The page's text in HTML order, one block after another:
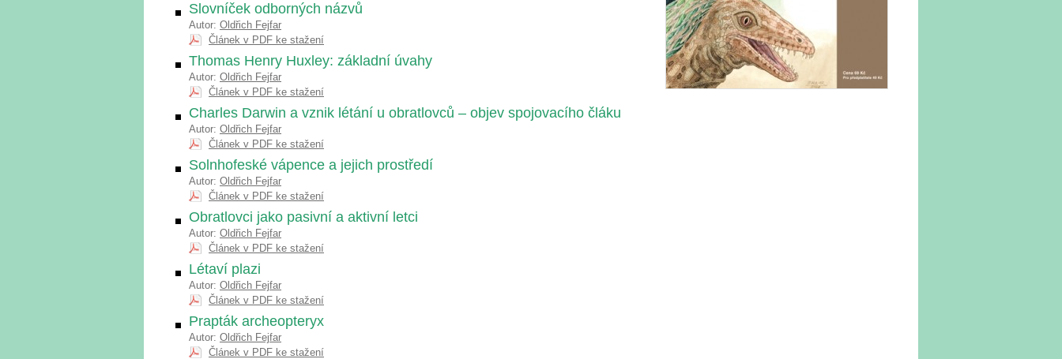
Slovníček odborných názvů
Autor: Oldřich Fejfar
Článek v PDF ke stažení
Thomas Henry Huxley: základní úvahy
Autor: Oldřich Fejfar
Článek v PDF ke stažení
Charles Darwin a vznik létání u obratlovců – objev spojovacího čláku
Autor: Oldřich Fejfar
Článek v PDF ke stažení
Solnhofeské vápence a jejich prostředí
Autor: Oldřich Fejfar
Článek v PDF ke stažení
Obratlovci jako pasivní a aktivní letci
Autor: Oldřich Fejfar
Článek v PDF ke stažení
Létaví plazi
Autor: Oldřich Fejfar
Článek v PDF ke stažení
Prapták archeopteryx
Autor: Oldřich Fejfar
Článek v PDF ke stažení